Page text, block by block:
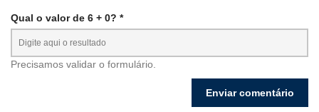
Qual o valor de 6 + 0? *
Precisamos validar o formulário.